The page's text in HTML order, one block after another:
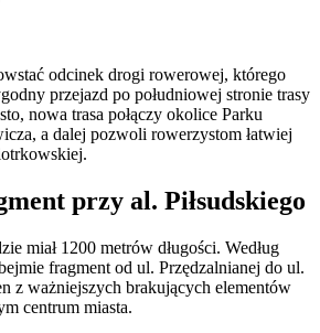
odcinek drogi rowerowej, którego
przejazd po południowej stronie trasy
nowa trasa połączy okolice Parku
a dalej pozwoli rowerzystom łatwiej
przy al. Piłsudskiego
miał 1200 metrów długości. Według
fragment od ul. Przędzalnianej do ul.
z ważniejszych brakujących elementów
centrum miasta.